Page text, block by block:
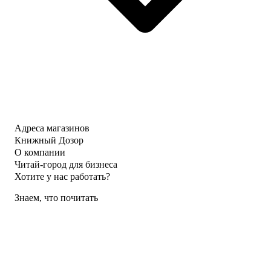
Адреса магазинов
Книжный Дозор
О компании
Читай-город для бизнеса
Хотите у нас работать?
Знаем, что почитать